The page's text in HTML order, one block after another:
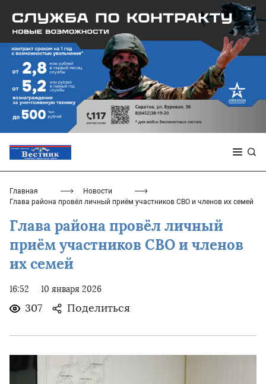
Главная
Новости
Глава района провёл личный приём участников СВО и членов их семей
Глава района провёл личный
приём участников СВО и членов
их семей
16:52 10 января 2026
307 Поделиться